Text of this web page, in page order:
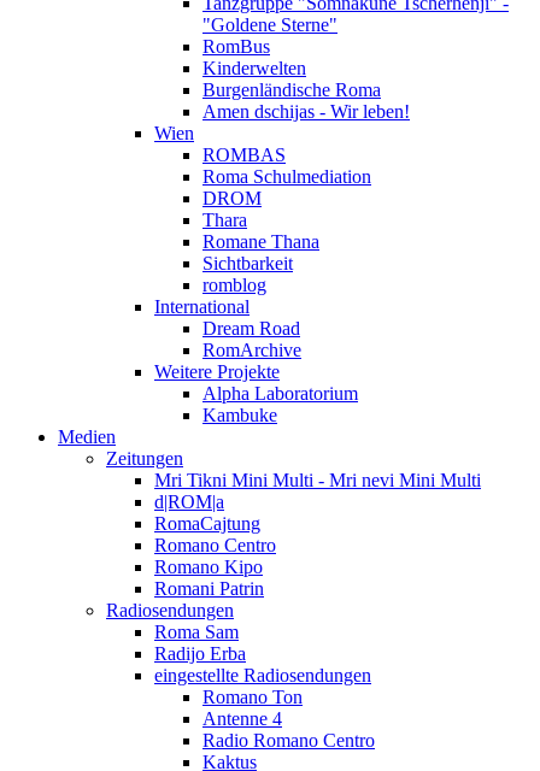
"Goldene Sterne"
RomBus
Kinderwelten
Burgenländische Roma
Amen dschijas - Wir leben!
Wien
ROMBAS
Roma Schulmediation
DROM
Thara
Romane Thana
Sichtbarkeit
romblog
International
Dream Road
RomArchive
Weitere Projekte
Alpha Laboratorium
Kambuke
Medien
Zeitungen
Mri Tikni Mini Multi - Mri nevi Mini Multi
d|ROM|a
RomaCajtung
Romano Centro
Romano Kipo
Romani Patrin
Radiosendungen
Roma Sam
Radijo Erba
eingestellte Radiosendungen
Romano Ton
Antenne 4
Radio Romano Centro
Kaktus